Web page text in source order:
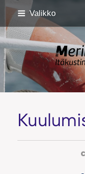
Siirry
sivun
sisältöön
Valikko